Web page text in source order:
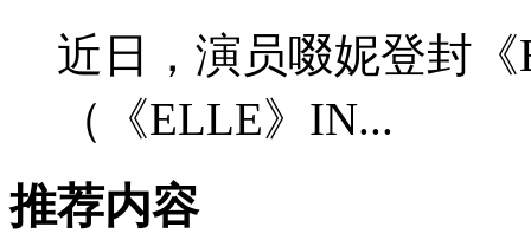
近日，演员啜妮登封
（《ELLE》IN...
推荐内容